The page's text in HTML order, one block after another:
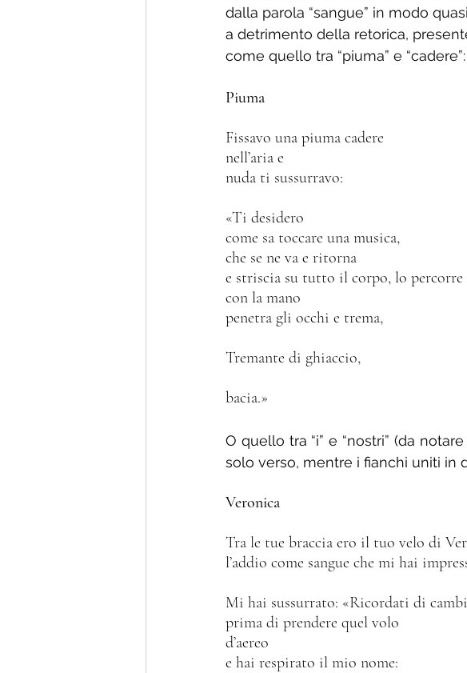
dalla parola “sangue” in modo
a detrimento della retorica,
come quello tra “piuma” e “cadere”:
Piuma
Fissavo una piuma cadere
nell’aria e
nuda ti sussurravo:
«Ti desidero
come sa toccare una musica,
che se ne va e ritorna
e striscia su tutto il corpo, lo percorre
con la mano
penetra gli occhi e trema,
Tremante di ghiaccio,
bacia.»
O quello tra “i” e “nostri” (da
solo verso, mentre i fianchi uniti in
Veronica
Tra le tue braccia ero il tuo velo di
l’addio come sangue che mi hai
Mi hai sussurrato: «Ricordati di
prima di prendere quel volo
d’aereo
e hai respirato il mio nome: